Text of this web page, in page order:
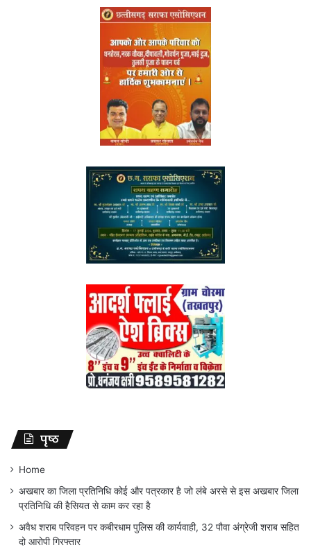
पृष्ठ
Home
अखबार का जिला प्रतिनिधि कोई और पत्रकार है जो लंबे अरसे से इस अखबार जिला
प्रतिनिधि की हैसियत से काम कर रहा है
अवैध शराब परिवहन पर कबीरधाम पुलिस की कार्यवाही, 32 पौवा अंग्रेजी शराब सहित
दो आरोपी गिरफ्तार